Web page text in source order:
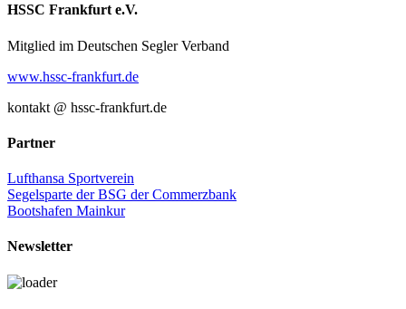
Facebook
X
E-
HSSC Frankfurt e.V.
Mitglied im Deutschen Segler Verband
www.hssc-frankfurt.de
kontakt @ hssc-frankfurt.de
Partner
Lufthansa Sportverein
Segelsparte der BSG der Commerzbank
Bootshafen Mainkur
Newsletter